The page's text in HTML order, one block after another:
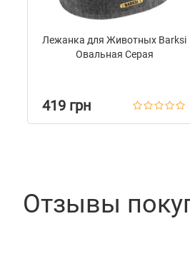
Лежанка для Животных Barksi
Овальная Серая
419 грн
Отзывы